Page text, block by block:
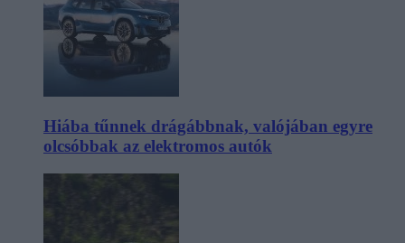
Hiába tűnnek drágábbnak, valójában egyre
olcsóbbak az elektromos autók